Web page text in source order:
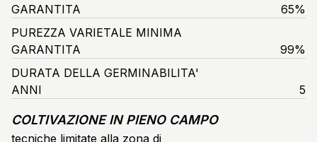
GARANTITA
65%
PUREZZA VARIETALE MINIMA
GARANTITA
99%
DURATA DELLA GERMINABILITA'
ANNI
5
COLTIVAZIONE IN PIENO CAMPO
tecniche limitate alla zona di